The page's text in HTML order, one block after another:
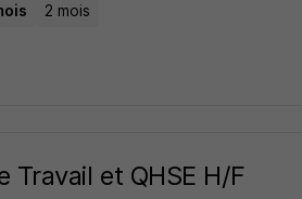
2 mois
et QHSE H/F